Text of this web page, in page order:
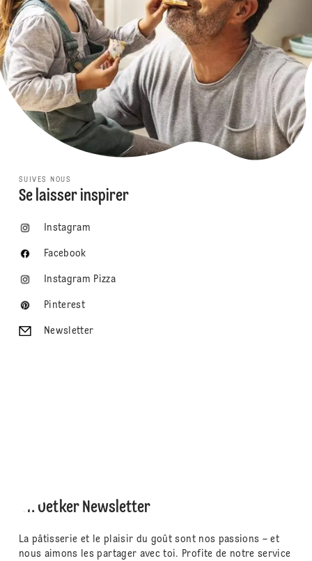
SUIVES NOUS
Se laisser inspirer
Instagram
Facebook
Instagram Pizza
Pinterest
Newsletter
Dr. Oetker Newsletter
La pâtisserie et le plaisir du goût sont nos passions – et
nous aimons les partager avec toi. Profite de notre service